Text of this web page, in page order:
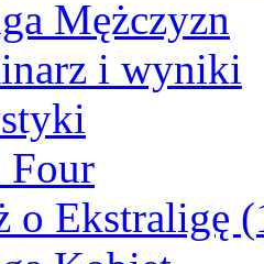
Mężczyzn
i wyniki
Four
o Ekstraligę